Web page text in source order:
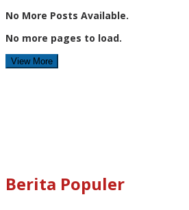
No More Posts Available.
No more pages to load.
View More
Berita Populer